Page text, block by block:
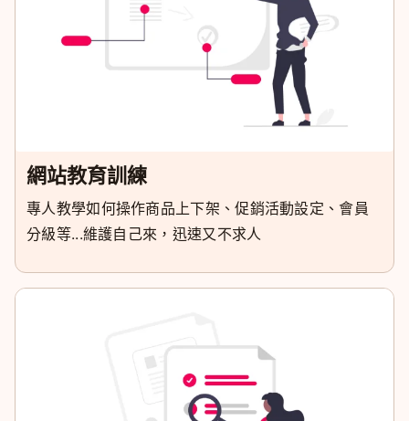
網站教育訓練
專人教學如何操作商品上下架、促銷活動設定、會員
分級等...維護自己來，迅速又不求人